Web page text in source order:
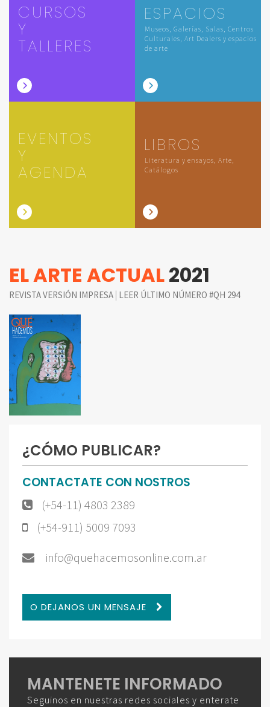
CURSOS
Y
TALLERES
ESPACIOS
Museos, Galerías, Salas, Centros
Culturales, Art Dealers y espacios
de arte
EVENTOS
Y
AGENDA
LIBROS
Literatura y ensayos, Arte,
Catálogos
EL ARTE ACTUAL2021
REVISTA VERSIÓN IMPRESA | LEER ÚLTIMO NÚMERO #QH 294
¿CÓMO PUBLICAR?
CONTACTATE CON NOSTROS
(+54-11) 4803 2389
(+54-911) 5009 7093
info@quehacemosonline.com.ar
O DEJANOS UN MENSAJE
MANTENETE INFORMADO
Seguinos en nuestras redes sociales y enterate